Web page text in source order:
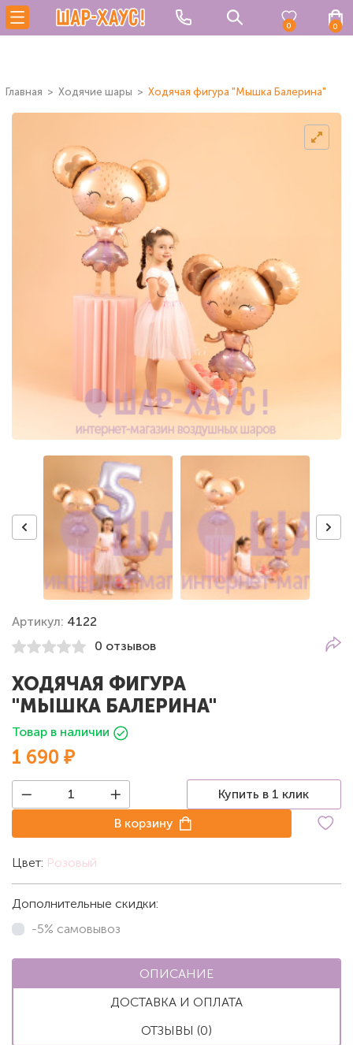
0 0
Главная Ходячие шары Ходячая фигура "Мышка Балерина"
Артикул: 4122
0 отзывов
ХОДЯЧАЯ ФИГУРА
"МЫШКА БАЛЕРИНА"
Товар в наличии
1 690 ₽
Купить в 1 клик
В корзину
Цвет: Розовый
Дополнительные скидки:
-5% самовывоз
ОПИСАНИЕ
ДОСТАВКА И ОПЛАТА
ОТЗЫВЫ (0)